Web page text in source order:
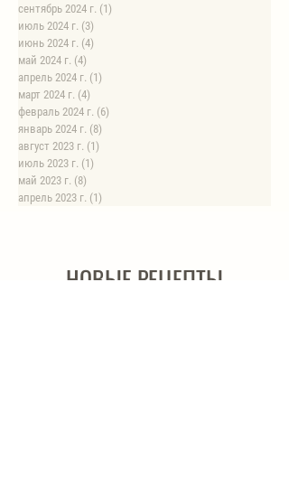
сентябрь 2024 г. (1)
июль 2024 г. (3)
июнь 2024 г. (4)
май 2024 г. (4)
апрель 2024 г. (1)
март 2024 г. (4)
февраль 2024 г. (6)
январь 2024 г. (8)
август 2023 г. (1)
июль 2023 г. (1)
май 2023 г. (8)
апрель 2023 г. (1)
НОВЫЕ РЕЦЕПТЫ